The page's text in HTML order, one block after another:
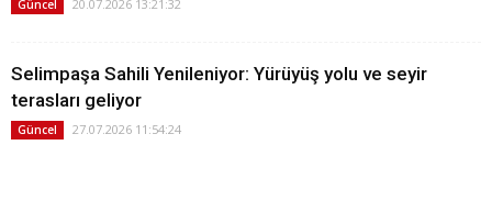
Güncel 20.07.2026 13:21:32
Selimpaşa Sahili Yenileniyor: Yürüyüş yolu ve seyir
terasları geliyor
Güncel 27.07.2026 11:54:24